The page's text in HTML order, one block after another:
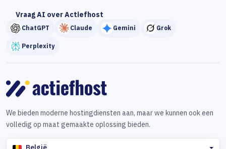
Vraag AI over Actiefhost
ChatGPT Claude Gemini Grok
Perplexity
We bieden moderne hostingdiensten aan, maar we kunnen ook een
volledig op maat gemaakte oplossing bieden.